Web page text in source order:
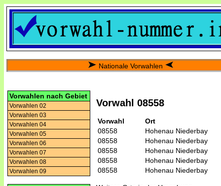
Nationale Vorwahlen
Vorwahlen nach Gebiet
Vorwahlen 02
Vorwahlen 03
Vorwahlen 04
Vorwahlen 05
Vorwahlen 06
Vorwahlen 07
Vorwahlen 08
Vorwahlen 09
Vorwahl 08558
Vorwahl
Ort
08558
Hohenau Niederbay
08558
Hohenau Niederbay
08558
Hohenau Niederbay
08558
Hohenau Niederbay
08558
Hohenau Niederbay